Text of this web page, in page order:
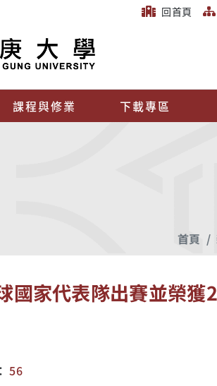
回首頁
課程與修業 下載專區
首頁
國家代表隊出賽並榮
56